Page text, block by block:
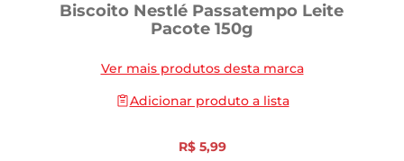
Biscoito Nestlé Passatempo Leite
Pacote 150g
Ver mais produtos desta marca
Adicionar produto a lista
R$ 5,99